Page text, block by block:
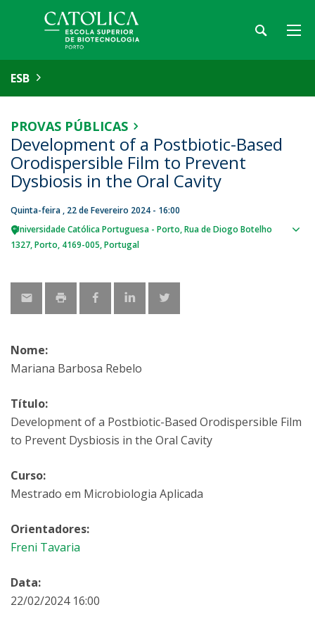
ESB
PROVAS PÚBLICAS
Development of a Postbiotic-Based
Orodispersible Film to Prevent
Dysbiosis in the Oral Cavity
Quinta-feira , 22 de Fevereiro 2024 - 16:00
Universidade Católica Portuguesa - Porto Rua de Diogo Botelho
1327 Porto 4169-005 Portugal
Nome:
Mariana Barbosa Rebelo
Título:
Development of a Postbiotic-Based Orodispersible Film
to Prevent Dysbiosis in the Oral Cavity
Curso:
Mestrado em Microbiologia Aplicada
Orientadores:
Freni Tavaria
Data:
22/02/2024 16:00